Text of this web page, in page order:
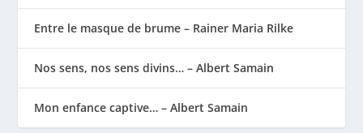
Entre le masque de brume – Rainer Maria Rilke
Nos sens, nos sens divins… – Albert Samain
Mon enfance captive… – Albert Samain